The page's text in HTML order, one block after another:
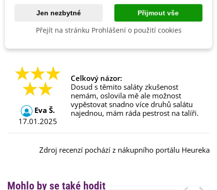
4099682249506
Eva Š.
17.01.2025
Celkový názor:
Dosud s těmito saláty zkušenost
nemám, oslovila mě ale možnost
vypěstovat snadno více druhů salátu
najednou, mám ráda pestrost na talíři.
Zdroj recenzí pochází z nákupního portálu Heureka
Mohlo by se také hodit
Jen nezbytné Přijmout vše
Přejít na stránku Prohlášení o použití cookies